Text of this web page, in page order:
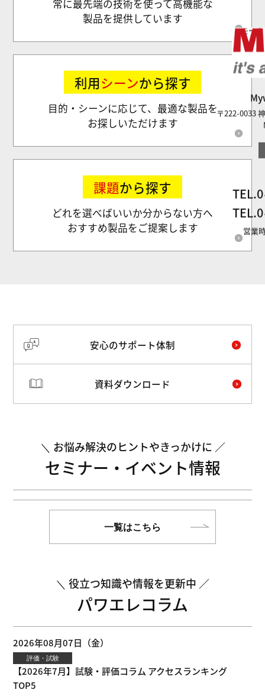
モー
〒222-0033
TEL.
TEL.
営業
常に最先端の技術を使って高機能な
製品を提供しています
利用シーンから探す
目的・シーンに応じて、最適な製品を
お探しいただけます
課題から探す
どれを選べばいいか分からない方へ
おすすめ製品をご提案します
安心のサポート体制
資料ダウンロード
お悩み解決のヒントやきっかけに
セミナー・イベント情報
一覧はこちら
役立つ知識や情報を更新中
パワエレコラム
2026年08月07日（金）
評価・試験
【2026年7月】試験・評価コラム アクセスランキング
TOP5